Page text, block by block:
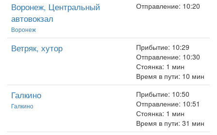
Воронеж, Центральный
автовокзал
Воронеж
Отправление: 10:20
Ветряк, хутор
Прибытие: 10:29
Отправление: 10:30
Стоянка: 1 мин
Время в пути: 10 мин
Галкино
Галкино
Прибытие: 10:50
Отправление: 10:51
Стоянка: 1 мин
Время в пути: 31 мин